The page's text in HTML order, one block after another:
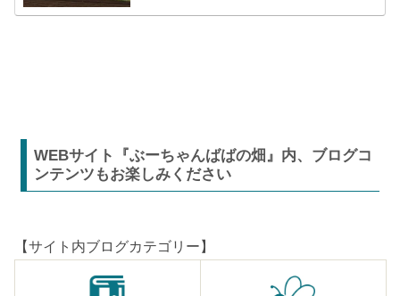
【困った】と【トラブル】困りごとト...
WEBサイト『ぶーちゃんばばの畑』内、ブログコ
ンテンツもお楽しみください
【サイト内ブログカテゴリー】